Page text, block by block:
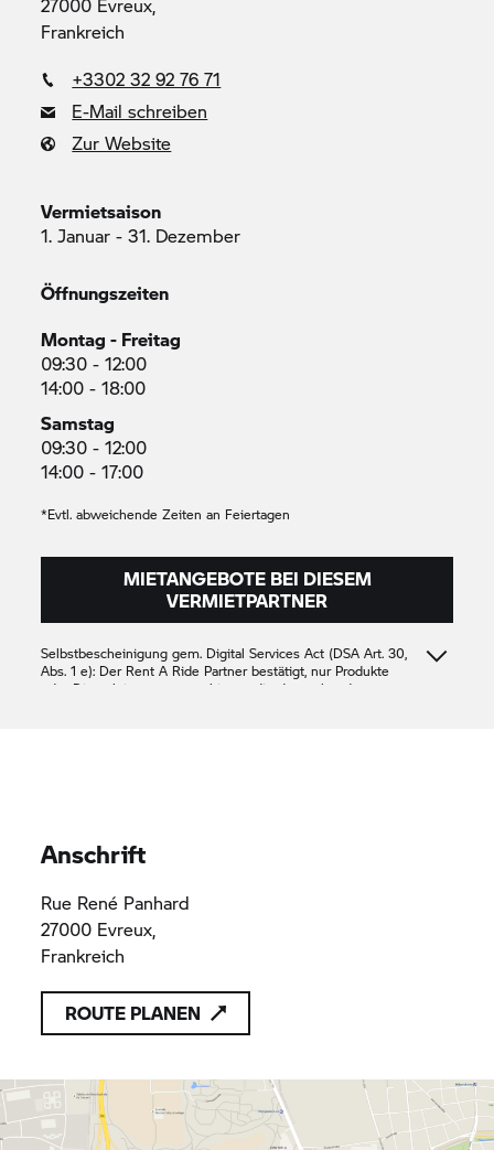
Frankreich
+3302 32 92 76 71
E-Mail schreiben
Zur Website
Vermietsaison
1. Januar - 31. Dezember
Öffnungszeiten
Montag - Freitag
09:30 - 12:00
14:00 - 18:00
Samstag
09:30 - 12:00
14:00 - 17:00
*Evtl. abweichende Zeiten an Feiertagen
MIETANGEBOTE BEI DIESEM
VERMIETPARTNER
Selbstbescheinigung gem. Digital Services Act (DSA Art. 30,
Abs. 1 e): Der Rent A Ride Partner bestätigt, nur Produkte
oder Dienstleistungen anzubieten, die den geltenden
Anschrift
Rue René Panhard
27000 Evreux,
Frankreich
ROUTE PLANEN